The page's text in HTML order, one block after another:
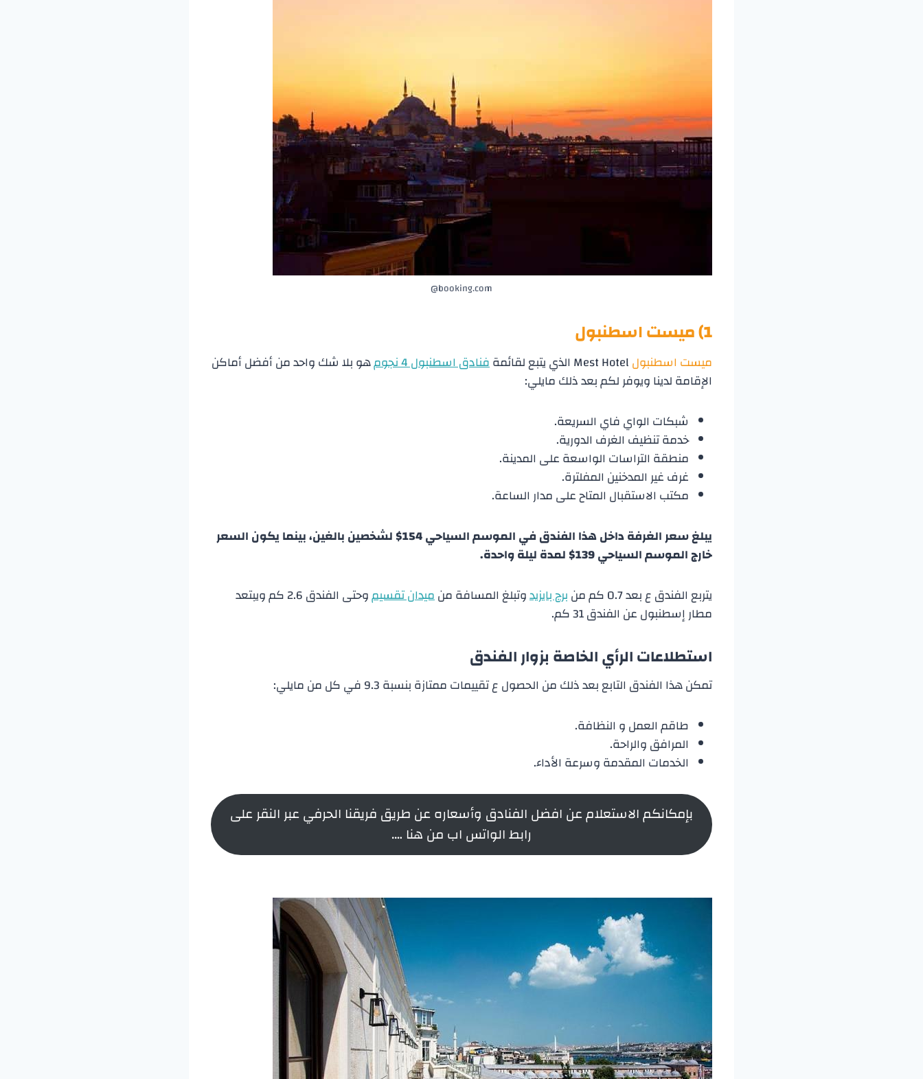
booking.com@
1) ميست اسطنبول
ميست اسطنبول فنادق اسطنبول 4 نجوم
هو بلا شك واحد من أفضل أماكن
الإقامة لدينا ويوفر لكم بعد ذلك مايلي:
شبكات الواي فاي السريعة.
خدمة تنظيف الغرف الدورية.
منطقة التراسات الواسعة على المدينة.
غرف غير المدخنين المفلترة.
مكتب الاستقبال المتاح على مدار الساعة.
يبلغ سعر الغرفة داخل هذا الفندق في الموسم السياحي 154$ لشخصين بالغين، بينما يكون السعر
خارج الموسم السياحي 139$ لمدة ليلة واحدة.
يتربع الفندق ع بعد 0.7 كم من
برج بايزيدوتبلغ المسافة منميدان تقسيم
وحتى الفندق 2.6 كم ويبتعد
مطار إسطنبول عن الفندق 31 كم.
استطلاعات الرأي الخاصة بزوار الفندق
تمكن هذا الفندق التابع بعد ذلك من الحصول ع تقييمات ممتازة بنسبة 9.3 في كل من مايلي:
طاقم العمل و النظافة.
المرافق والراحة.
الخدمات المقدمة وسرعة الأداء.
بإمكانكم الاستعلام عن افضل الفنادق وأسعاره عن طريق فريقنا الحرفي عبر النقر على
رابط الواتس اب من هنا ….